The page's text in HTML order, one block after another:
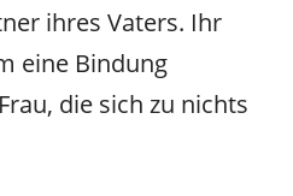
ihres Vaters. Ihr
eine Bindung
die sich zu nichts